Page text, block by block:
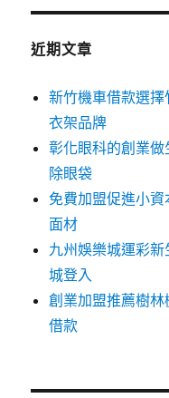
鍵
近期文章
新竹機車借款選
衣架品牌
彰化眼科的創業
除眼袋
免費加盟促進小
面材
九州娛樂城運彩
城登入
創業加盟推薦樹
借款